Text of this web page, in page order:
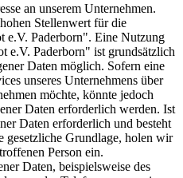
an unserem Unternehmen.
Stellenwert für die
e.V. Paderborn". Eine Nutzung
e.V. Paderborn" ist grundsätzlich
Daten möglich. Sofern eine
unseres Unternehmens über
möchte, könnte jedoch
Daten erforderlich werden. Ist
Daten erforderlich und besteht
gesetzliche Grundlage, holen wir
Person ein.
Daten, beispielsweise des